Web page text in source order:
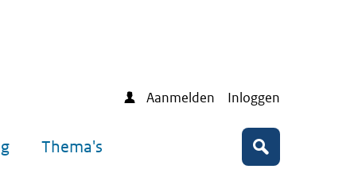
Aanmelden Inloggen
Thema's Zoeken